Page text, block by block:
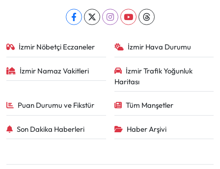
İzmir Nöbetçi Eczaneler İzmir Hava Durumu
İzmir Namaz Vakitleri
İzmir Trafik Yoğunluk
Haritası
Puan Durumu ve Fikstür Tüm Manşetler
Son Dakika Haberleri Haber Arşivi